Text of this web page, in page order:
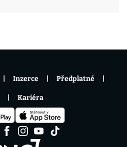
Inzerce Předplatné
Kariéra